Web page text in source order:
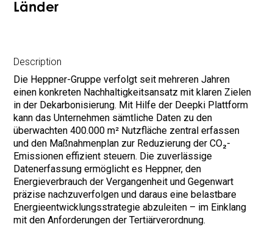
Länder
Description
Die Heppner-Gruppe verfolgt seit mehreren Jahren
einen konkreten Nachhaltigkeitsansatz mit klaren Zielen
in der Dekarbonisierung. Mit Hilfe der Deepki Plattform
kann das Unternehmen sämtliche Daten zu den
überwachten 400.000 m² Nutzfläche zentral erfassen
und den Maßnahmenplan zur Reduzierung der CO₂-
Emissionen effizient steuern. Die zuverlässige
Datenerfassung ermöglicht es Heppner, den
Energieverbrauch der Vergangenheit und Gegenwart
präzise nachzuverfolgen und daraus eine belastbare
Energieentwicklungsstrategie abzuleiten – im Einklang
mit den Anforderungen der Tertiärverordnung.